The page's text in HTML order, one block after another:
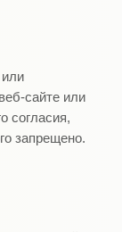
сайте или
согласия,
запрещено.